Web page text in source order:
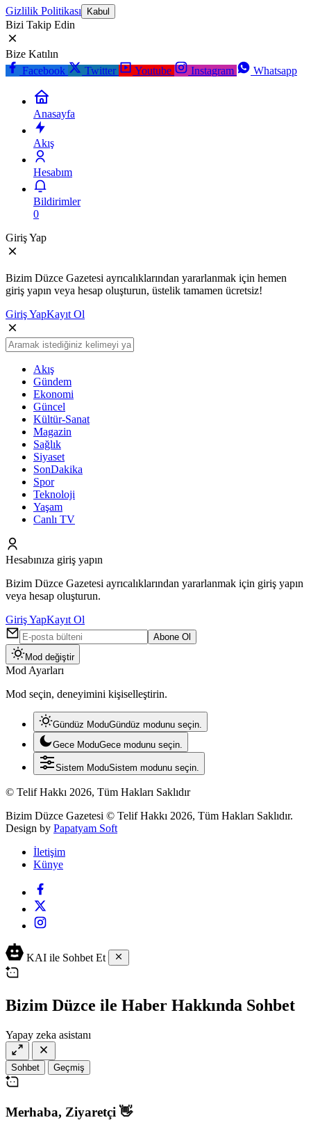
Gizlilik Politikası Kabul
Bizi Takip Edin
Bize Katılın
Facebook
Twitter Youtube Instagram Whatsapp
Anasayfa
Akış
Hesabım
Bildirimler
0
Giriş Yap
Bizim Düzce Gazetesi ayrıcalıklarından yararlanmak için hemen
giriş yapın veya hesap oluşturun, üstelik tamamen ücretsiz!
Giriş YapKayıt Ol
Akış
Gündem
Ekonomi
Güncel
Kültür-Sanat
Magazin
Sağlık
Siyaset
SonDakika
Spor
Teknoloji
Yaşam
Canlı TV
Hesabınıza giriş yapın
Bizim Düzce Gazetesi ayrıcalıklarından yararlanmak için giriş yapın
veya hesap oluşturun.
Giriş YapKayıt Ol
Abone Ol
Mod değiştir
Mod Ayarları
Mod seçin, deneyimini kişiselleştirin.
Gündüz ModuGündüz modunu seçin.
Gece ModuGece modunu seçin.
Sistem ModuSistem modunu seçin.
© Telif Hakkı 2026, Tüm Hakları Saklıdır
Bizim Düzce Gazetesi © Telif Hakkı 2026, Tüm Hakları Saklıdır.
Design by Papatyam Soft
İletişim
Künye
KAI ile Sohbet Et
Bizim Düzce ile Haber Hakkında Sohbet
Yapay zeka asistanı
Sohbet Geçmiş
Merhaba, Ziyaretçi 👋